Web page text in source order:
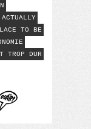
TO BE
TROP DUR